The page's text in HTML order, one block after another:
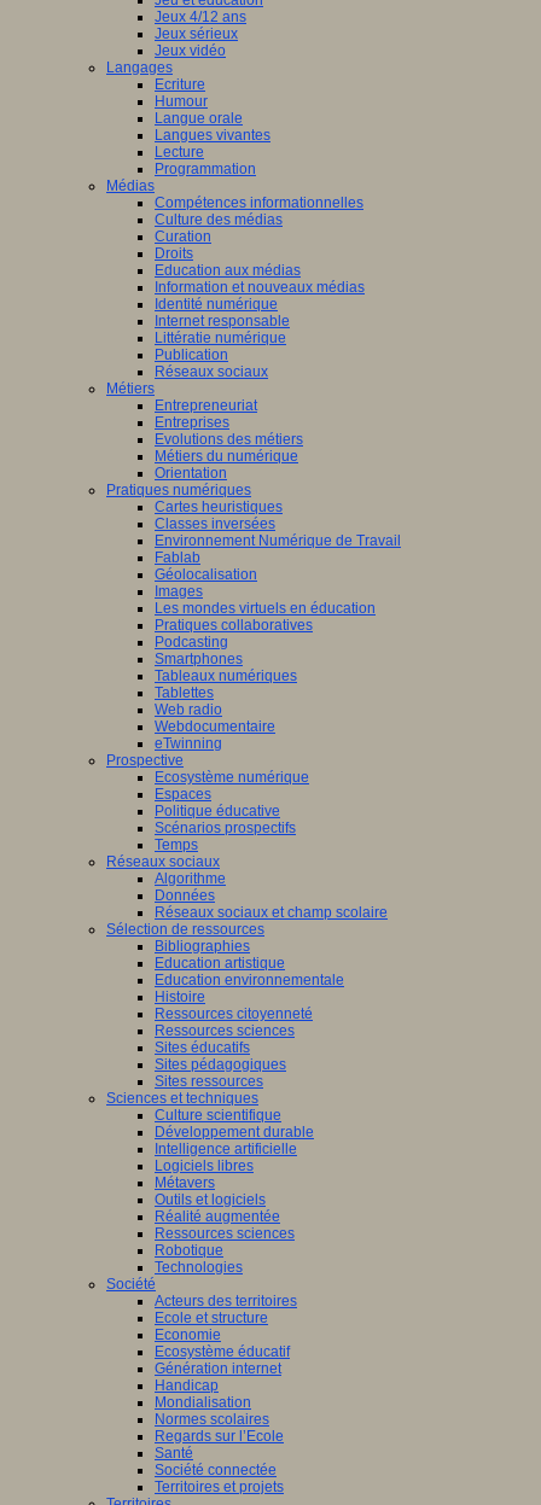
Jeux 4/12 ans
Jeux sérieux
Jeux vidéo
Langages
Ecriture
Humour
Langue orale
Langues vivantes
Lecture
Programmation
Médias
Compétences informationnelles
Culture des médias
Curation
Droits
Education aux médias
Information et nouveaux médias
Identité numérique
Internet responsable
Littératie numérique
Publication
Réseaux sociaux
Métiers
Entrepreneuriat
Entreprises
Evolutions des métiers
Métiers du numérique
Orientation
Pratiques numériques
Cartes heuristiques
Classes inversées
Environnement Numérique de Travail
Fablab
Géolocalisation
Images
Les mondes virtuels en éducation
Pratiques collaboratives
Podcasting
Smartphones
Tableaux numériques
Tablettes
Web radio
Webdocumentaire
eTwinning
Prospective
Ecosystème numérique
Espaces
Politique éducative
Scénarios prospectifs
Temps
Réseaux sociaux
Algorithme
Données
Réseaux sociaux et champ scolaire
Sélection de ressources
Bibliographies
Education artistique
Education environnementale
Histoire
Ressources citoyenneté
Ressources sciences
Sites éducatifs
Sites pédagogiques
Sites ressources
Sciences et techniques
Culture scientifique
Développement durable
Intelligence artificielle
Logiciels libres
Métavers
Outils et logiciels
Réalité augmentée
Ressources sciences
Robotique
Technologies
Société
Acteurs des territoires
Ecole et structure
Economie
Ecosystème éducatif
Génération internet
Handicap
Mondialisation
Normes scolaires
Regards sur l’Ecole
Santé
Société connectée
Territoires et projets